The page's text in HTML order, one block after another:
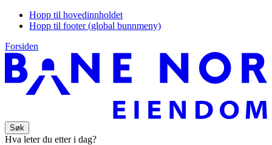
Hopp til hovedinnholdet
Hopp til footer (global bunnmeny)
Forsiden
Søk
Hva leter du etter i dag?